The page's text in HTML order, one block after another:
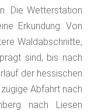
Die Wetterstation
Erkundung. Von
Waldabschnitte,
sind, bis nach
der hessischen
Abfahrt nach
nach Liesen